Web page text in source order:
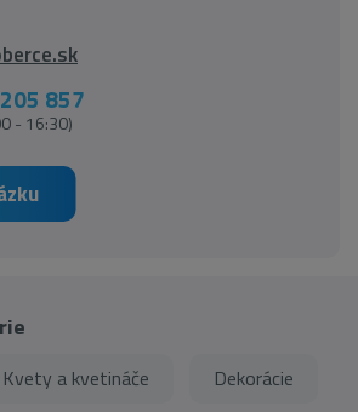
857
- 16:30)
Kvety a kvetináče Dekorácie